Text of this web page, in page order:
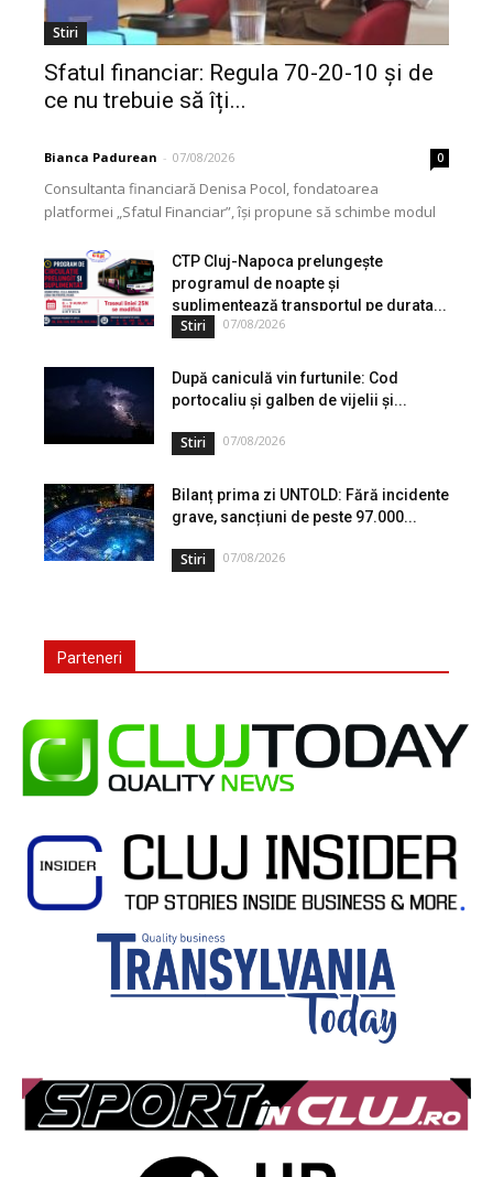
Stiri
Sfatul financiar: Regula 70-20-10 și de
ce nu trebuie să îți...
Bianca Padurean - 07/08/2026 0
Consultanta financiară Denisa Pocol, fondatoarea
platformei „Sfatul Financiar”, își propune să schimbe modul
de peste...
CTP Cluj-Napoca prelungește
programul de noapte și
suplimentează transportul pe durata...
Stiri 07/08/2026
După caniculă vin furtunile: Cod
portocaliu și galben de vijelii și...
Stiri 07/08/2026
Bilanț prima zi UNTOLD: Fără incidente
grave, sancțiuni de peste 97.000...
Stiri 07/08/2026
Parteneri